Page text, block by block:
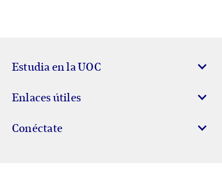
Estudia en la UOC
Enlaces útiles
Conéctate